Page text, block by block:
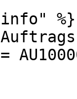
%}